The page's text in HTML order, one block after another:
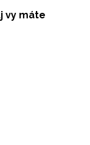
vy máte